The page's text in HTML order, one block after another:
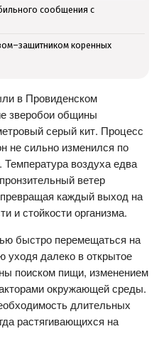
сообщения с
коренных
в Провиденском
зверобои общины
серый кит. Процесс
не сильно изменился по
воздуха едва
ветер
каждый выход на
и стойкости организма.
быстро перемещаться на
уходя далеко в открытое
поиском пищи, изменением
окружающей среды.
длительных
растягивающихся на